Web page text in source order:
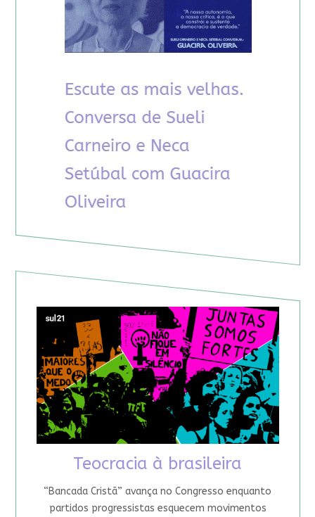
Teocracia à brasileira
“Bancada Cristã” avança no Congresso enquanto
partidos progressistas esquecem movimentos